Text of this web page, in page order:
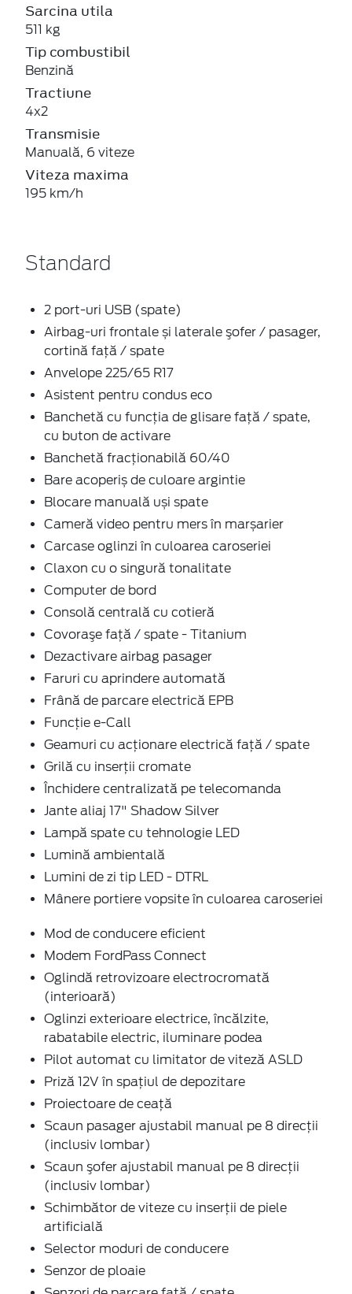
Sarcina utila
511 kg
Tip combustibil
Benzină
Tractiune
4x2
Transmisie
Manuală, 6 viteze
Viteza maxima
195 km/h
Standard
2 port-uri USB (spate)
Airbag-uri frontale și laterale şofer / pasager,
cortină faţă / spate
Anvelope 225/65 R17
Asistent pentru condus eco
Banchetă cu funcţia de glisare faţă / spate,
cu buton de activare
Banchetă fracționabilă 60/40
Bare acoperiș de culoare argintie
Blocare manuală uși spate
Cameră video pentru mers în marșarier
Carcase oglinzi în culoarea caroseriei
Claxon cu o singură tonalitate
Computer de bord
Consolă centrală cu cotieră
Covoraşe faţă / spate - Titanium
Dezactivare airbag pasager
Faruri cu aprindere automată
Frână de parcare electrică EPB
Funcție e-Call
Geamuri cu acţionare electrică faţă / spate
Grilă cu inserţii cromate
Închidere centralizată pe telecomanda
Jante aliaj 17" Shadow Silver
Lampă spate cu tehnologie LED
Lumină ambientală
Lumini de zi tip LED - DTRL
Mânere portiere vopsite în culoarea caroseriei
Mod de conducere eficient
Modem FordPass Connect
Oglindă retrovizoare electrocromată
(interioară)
Oglinzi exterioare electrice, încălzite,
rabatabile electric, iluminare podea
Pilot automat cu limitator de viteză ASLD
Priză 12V în spaţiul de depozitare
Proiectoare de ceaţă
Scaun pasager ajustabil manual pe 8 direcţii
(inclusiv lombar)
Scaun şofer ajustabil manual pe 8 direcţii
(inclusiv lombar)
Schimbător de viteze cu inserţii de piele
artificială
Selector moduri de conducere
Senzor de ploaie